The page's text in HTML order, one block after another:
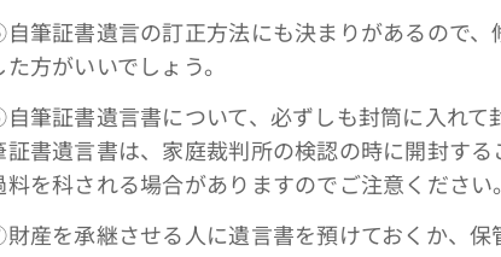
筆証書遺言の訂正方法にも決まりがあるので
た方がいいでしょう。
筆証書遺言書について、必ずしも封筒に入れて
証書遺言書は、家庭裁判所の検認の時に開封す
料を科される場合がありますのでご注意ください。
産を承継させる人に遺言書を預けておくか、保